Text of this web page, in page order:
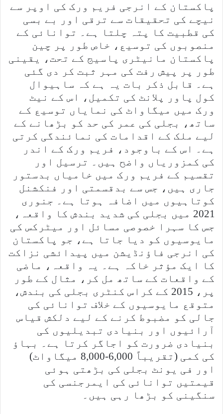
پاکستان کے انرجی فریم ورک کی اوپر سے
نیچے کی تحقیقات سے ترقی اور بے بسی
کی قطبیت کا پتہ چلتا ہے۔ توانائی کے
منصوبوں کی توسیع، خاص طور پر چین
پاکستان مانیٹری پاسیج کے تحت، یقینی
طور پر پیش رفت کی مہر ثبت کر دی گئی
ہے۔ قابل ذکر بات یہ ہے کہ ساہیوال
کول پاور پلانٹ کی تکمیل، اس کے نیٹ
ورک میں میگاواٹ کی نمایاں توسیع کے
ساتھ، بجلی کی عمر کی حد کو بڑھانے کے
لیے ملک کے اقدامات کی نمائندگی کرتی
ہے۔ اس کے باوجود، فریم ورک کے اندر
کی کمزوریاں واضح ہیں۔ ترسیل اور
تقسیم کے فریم ورک میں خامیاں بدستور
جاری ہیں، جس سے بدقسمتی اور فنکشنل
کوتاہیوں میں اضافہ ہوتا ہے۔ جنوری
2021 میں بجلی کی شدید بندش کا واقعہ،
جس کا سہرا خصوصی مسائل اور میٹرکس کی
مایوسیوں کو دیا جاتا ہے، جو پاکستان
کی انرجی فاؤنڈیشن میں پیدائشی نزاکت
کا ایک مؤثر خاکہ ہے۔ یہ واقعہ، ماضی
کے واقعات کے ساتھ مل کر، مثال کے طور
پر، 2015 کے کراس کنٹری بجلی کی بندش،
متوقع مایوسیوں کے خلاف توانائی کی
جالی کو مضبوط کرنے کے لیے دلکش قیاس
آرائیوں اور بنیادی تبدیلیوں کی
بنیادی ضرورت کو اجاگر کرتا ہے۔ بہاؤ
کی کمی (تقریباً 6,000-8,000 میگاواٹ)
اور فی یونٹ بجلی کی بڑھتی ہوئی
قیمتیں توانائی کی ایمرجنسی کی
سنگینی کو بڑھا رہی ہیں۔